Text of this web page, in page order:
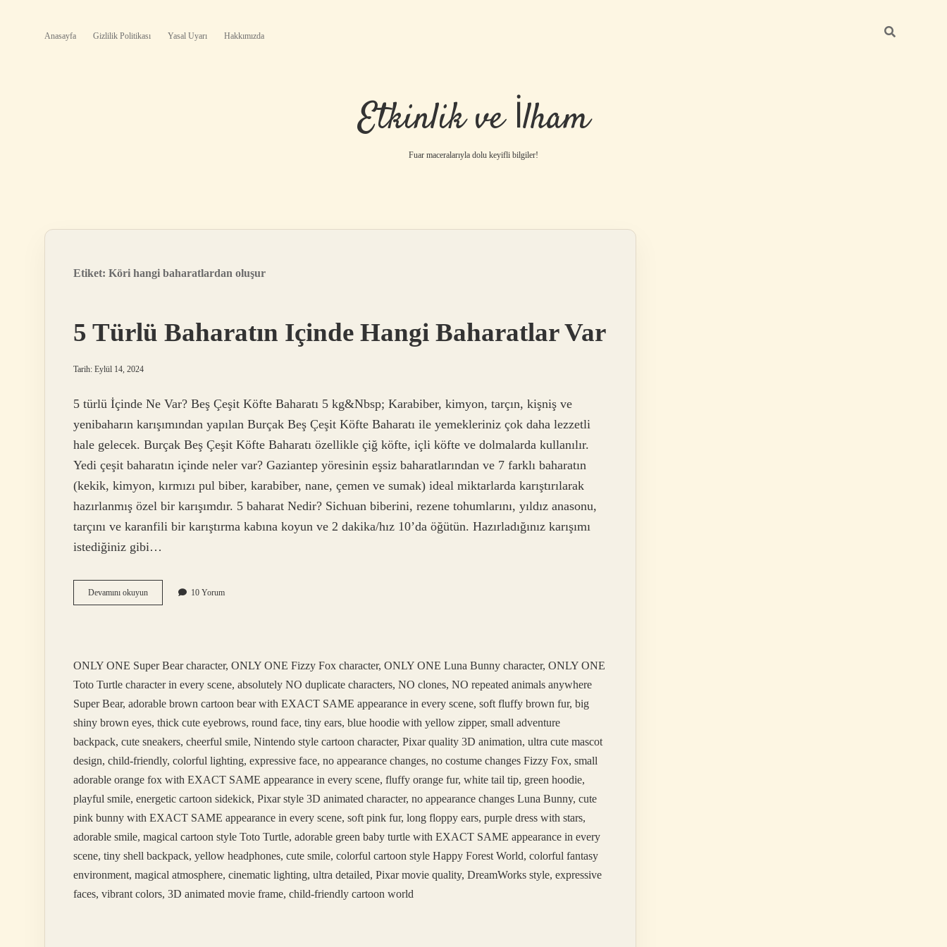
Anasayfa Gizlilik Politikası Yasal Uyarı Hakkımızda
Etkinlik ve İlham
Fuar maceralarıyla dolu keyifli bilgiler!
Etiket: Köri hangi baharatlardan oluşur
5 Türlü Baharatın Içinde Hangi Baharatlar Var
Tarih: Eylül 14, 2024
5 türlü İçinde Ne Var? Beş Çeşit Köfte Baharatı 5 kg&Nbsp; Karabiber, kimyon, tarçın, kişniş ve
yenibaharın karışımından yapılan Burçak Beş Çeşit Köfte Baharatı ile yemekleriniz çok daha lezzetli
hale gelecek. Burçak Beş Çeşit Köfte Baharatı özellikle çiğ köfte, içli köfte ve dolmalarda kullanılır.
Yedi çeşit baharatın içinde neler var? Gaziantep yöresinin eşsiz baharatlarından ve 7 farklı baharatın
(kekik, kimyon, kırmızı pul biber, karabiber, nane, çemen ve sumak) ideal miktarlarda karıştırılarak
hazırlanmış özel bir karışımdır. 5 baharat Nedir? Sichuan biberini, rezene tohumlarını, yıldız anasonu,
tarçını ve karanfili bir karıştırma kabına koyun ve 2 dakika/hız 10’da öğütün. Hazırladığınız karışımı
istediğiniz gibi…
Devamını okuyun5
Türlü
Var
10 Yorum
ONLY ONE Super Bear character, ONLY ONE Fizzy Fox character, ONLY ONE Luna Bunny character, ONLY ONE
Toto Turtle character in every scene, absolutely NO duplicate characters, NO clones, NO repeated animals anywhere
Super Bear, adorable brown cartoon bear with EXACT SAME appearance in every scene, soft fluffy brown fur, big
shiny brown eyes, thick cute eyebrows, round face, tiny ears, blue hoodie with yellow zipper, small adventure
backpack, cute sneakers, cheerful smile, Nintendo style cartoon character, Pixar quality 3D animation, ultra cute mascot
design, child-friendly, colorful lighting, expressive face, no appearance changes, no costume changes Fizzy Fox, small
adorable orange fox with EXACT SAME appearance in every scene, fluffy orange fur, white tail tip, green hoodie,
playful smile, energetic cartoon sidekick, Pixar style 3D animated character, no appearance changes Luna Bunny, cute
pink bunny with EXACT SAME appearance in every scene, soft pink fur, long floppy ears, purple dress with stars,
adorable smile, magical cartoon style Toto Turtle, adorable green baby turtle with EXACT SAME appearance in every
scene, tiny shell backpack, yellow headphones, cute smile, colorful cartoon style Happy Forest World, colorful fantasy
environment, magical atmosphere, cinematic lighting, ultra detailed, Pixar movie quality, DreamWorks style, expressive
faces, vibrant colors, 3D animated movie frame, child-friendly cartoon world